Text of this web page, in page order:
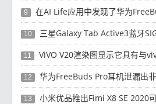
9 在AI Life应用中发现了华为
10 三星Galaxy Tab Active3蓝牙SIG认
11 ViVO V20渲染图显示它具有与vivo
12 华为FreeBuds Pro耳机泄漏出
13 小米优品推出Fimi X8 SE 2020